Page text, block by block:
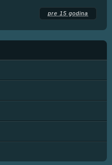
pre 15 godina